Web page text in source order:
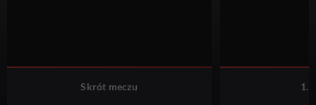
Skrót meczu 1.